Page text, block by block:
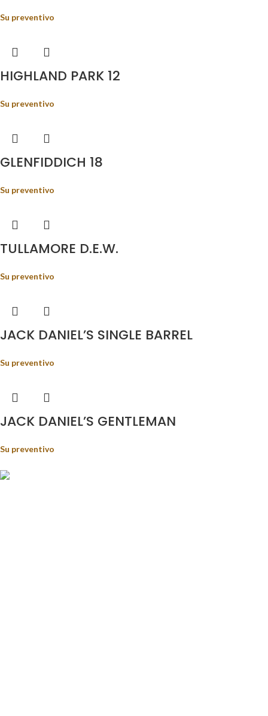
Su preventivo
HIGHLAND PARK 12
Su preventivo
GLENFIDDICH 18
Su preventivo
TULLAMORE D.E.W.
Su preventivo
JACK DANIEL’S SINGLE BARREL
Su preventivo
JACK DANIEL’S GENTLEMAN
Su preventivo